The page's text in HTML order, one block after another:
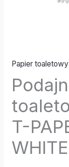
Papier toaletowy
T-